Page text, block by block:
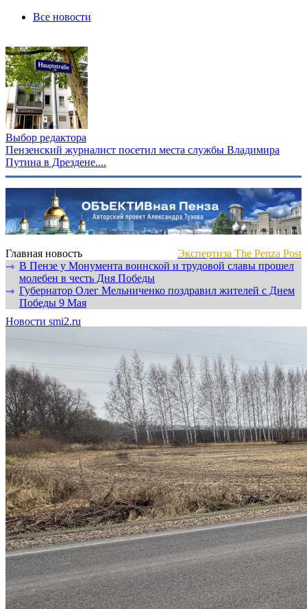
Все новости
Выбор редактора
Пензенский журналист посетил места службы Владимира
Путина в Дрездене....
Главная новость
Экспертиза The Penza Post
⇾ В Пензе у Монумента воинской и трудовой славы прошел
молебен в честь Дня Победы
⇾ Губернатор Олег Мельниченко поздравил жителей с Днем
Победы 9 Мая
Новости smi2.ru